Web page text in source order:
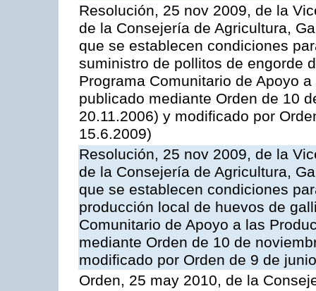
Resolución, 25 nov 2009, de la
de la Consejería de Agricultura,
que se establecen condiciones
suministro de pollitos de engorde
Programa Comunitario de Apoyo
publicado mediante Orden de 10
20.11.2006) y modificado por
15.6.2009)
Resolución, 25 nov 2009, de la
de la Consejería de Agricultura,
que se establecen condiciones
producción local de huevos de
Comunitario de Apoyo a las
mediante Orden de 10 de
modificado por Orden de 9 de
Orden, 25 may 2010, de la